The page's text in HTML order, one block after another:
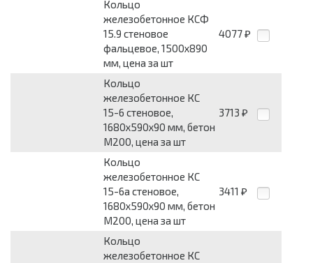
Кольцо
железобетонное КСФ
15.9 стеновое
фальцевое, 1500х890
мм, цена за шт
4077 ₽
Кольцо
железобетонное КС
15-6 стеновое,
1680х590х90 мм, бетон
М200, цена за шт
3713 ₽
Кольцо
железобетонное КС
15-6а стеновое,
1680х590х90 мм, бетон
М200, цена за шт
3411 ₽
Кольцо
железобетонное КС